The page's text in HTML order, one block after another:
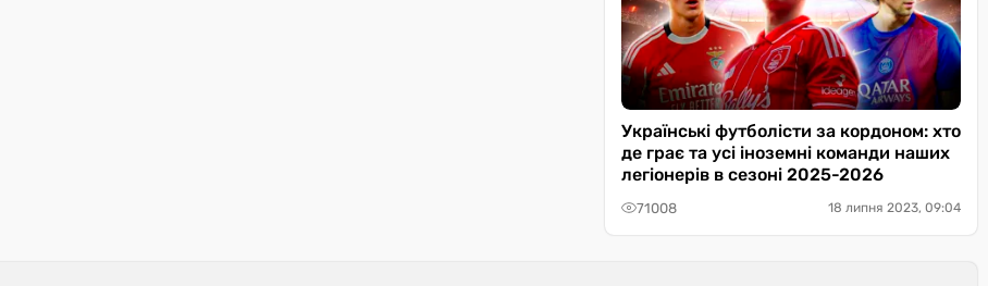
Українські футболісти за кордоном: хто
де грає та усі іноземні команди наших
легіонерів в сезоні 2025-2026
71008 18 липня 2023, 09:04